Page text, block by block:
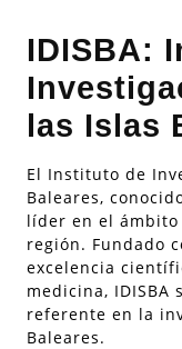
IDISBA:
las Islas
El Instituto de
Baleares,
líder en el
región. Fundado
excelencia
medicina, IDISBA
referente en la
Baleares.